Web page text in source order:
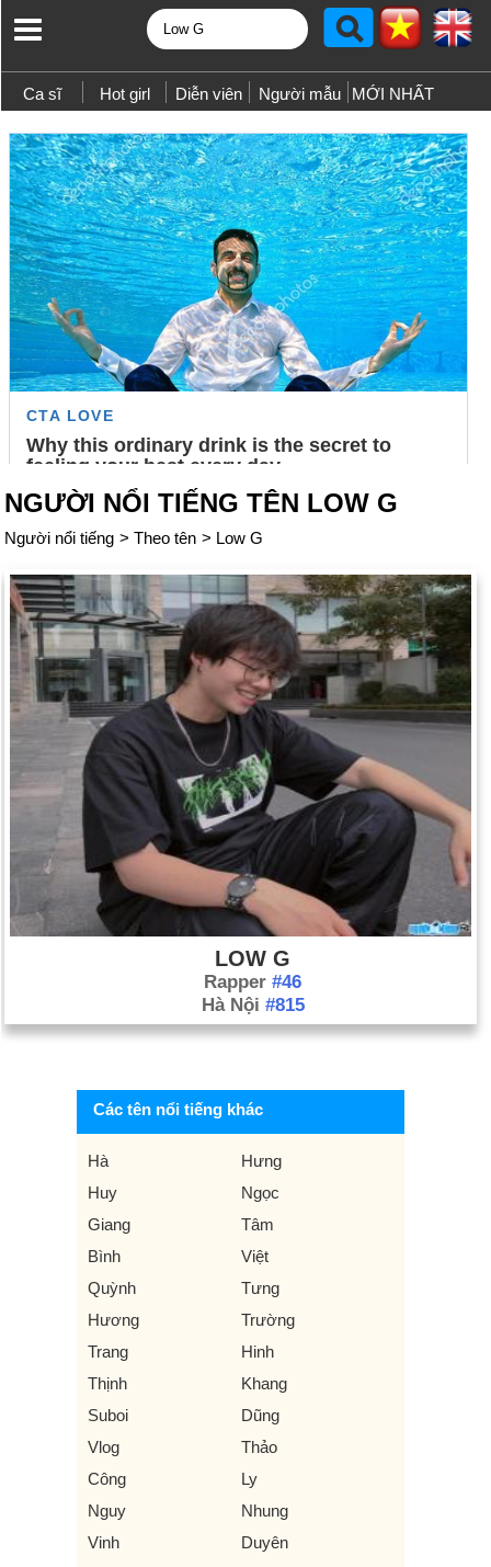
Ca sĩ Hot girl Diễn viên Người mẫu MỚI NHẤT
NGƯỜI NỔI TIẾNG TÊN LOW G
Người nổi tiếng > Theo tên > Low G
LOW G
Rapper #46
Hà Nội #815
Các tên nổi tiếng khác
Hà
Hưng
Huy
Ngọc
Giang
Tâm
Bình
Việt
Quỳnh
Tưng
Hương
Trường
Trang
Hinh
Thịnh
Khang
Suboi
Dũng
Vlog
Thảo
Công
Ly
Nguy
Nhung
Vinh
Duyên